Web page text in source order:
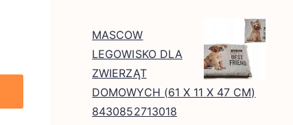
MASCOW
LEGOWISKO DLA
ZWIERZĄT
DOMOWYCH (61 X 11 X 47 CM)
8430852713018